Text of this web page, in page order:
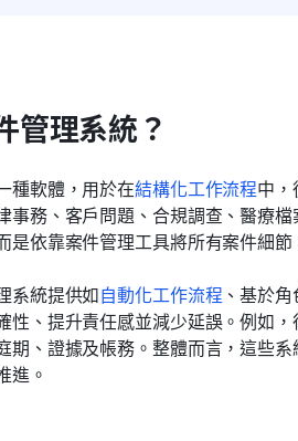
管理系統？
種軟體，用於在結構化工作流程中
事務、客戶問題、合規調查、醫療
是依靠案件管理工具將所有案件細
系統提供如自動化工作流程 、基於
性、提升責任感並減少延誤。例如
期、證據及帳務。整體而言，這些
進。